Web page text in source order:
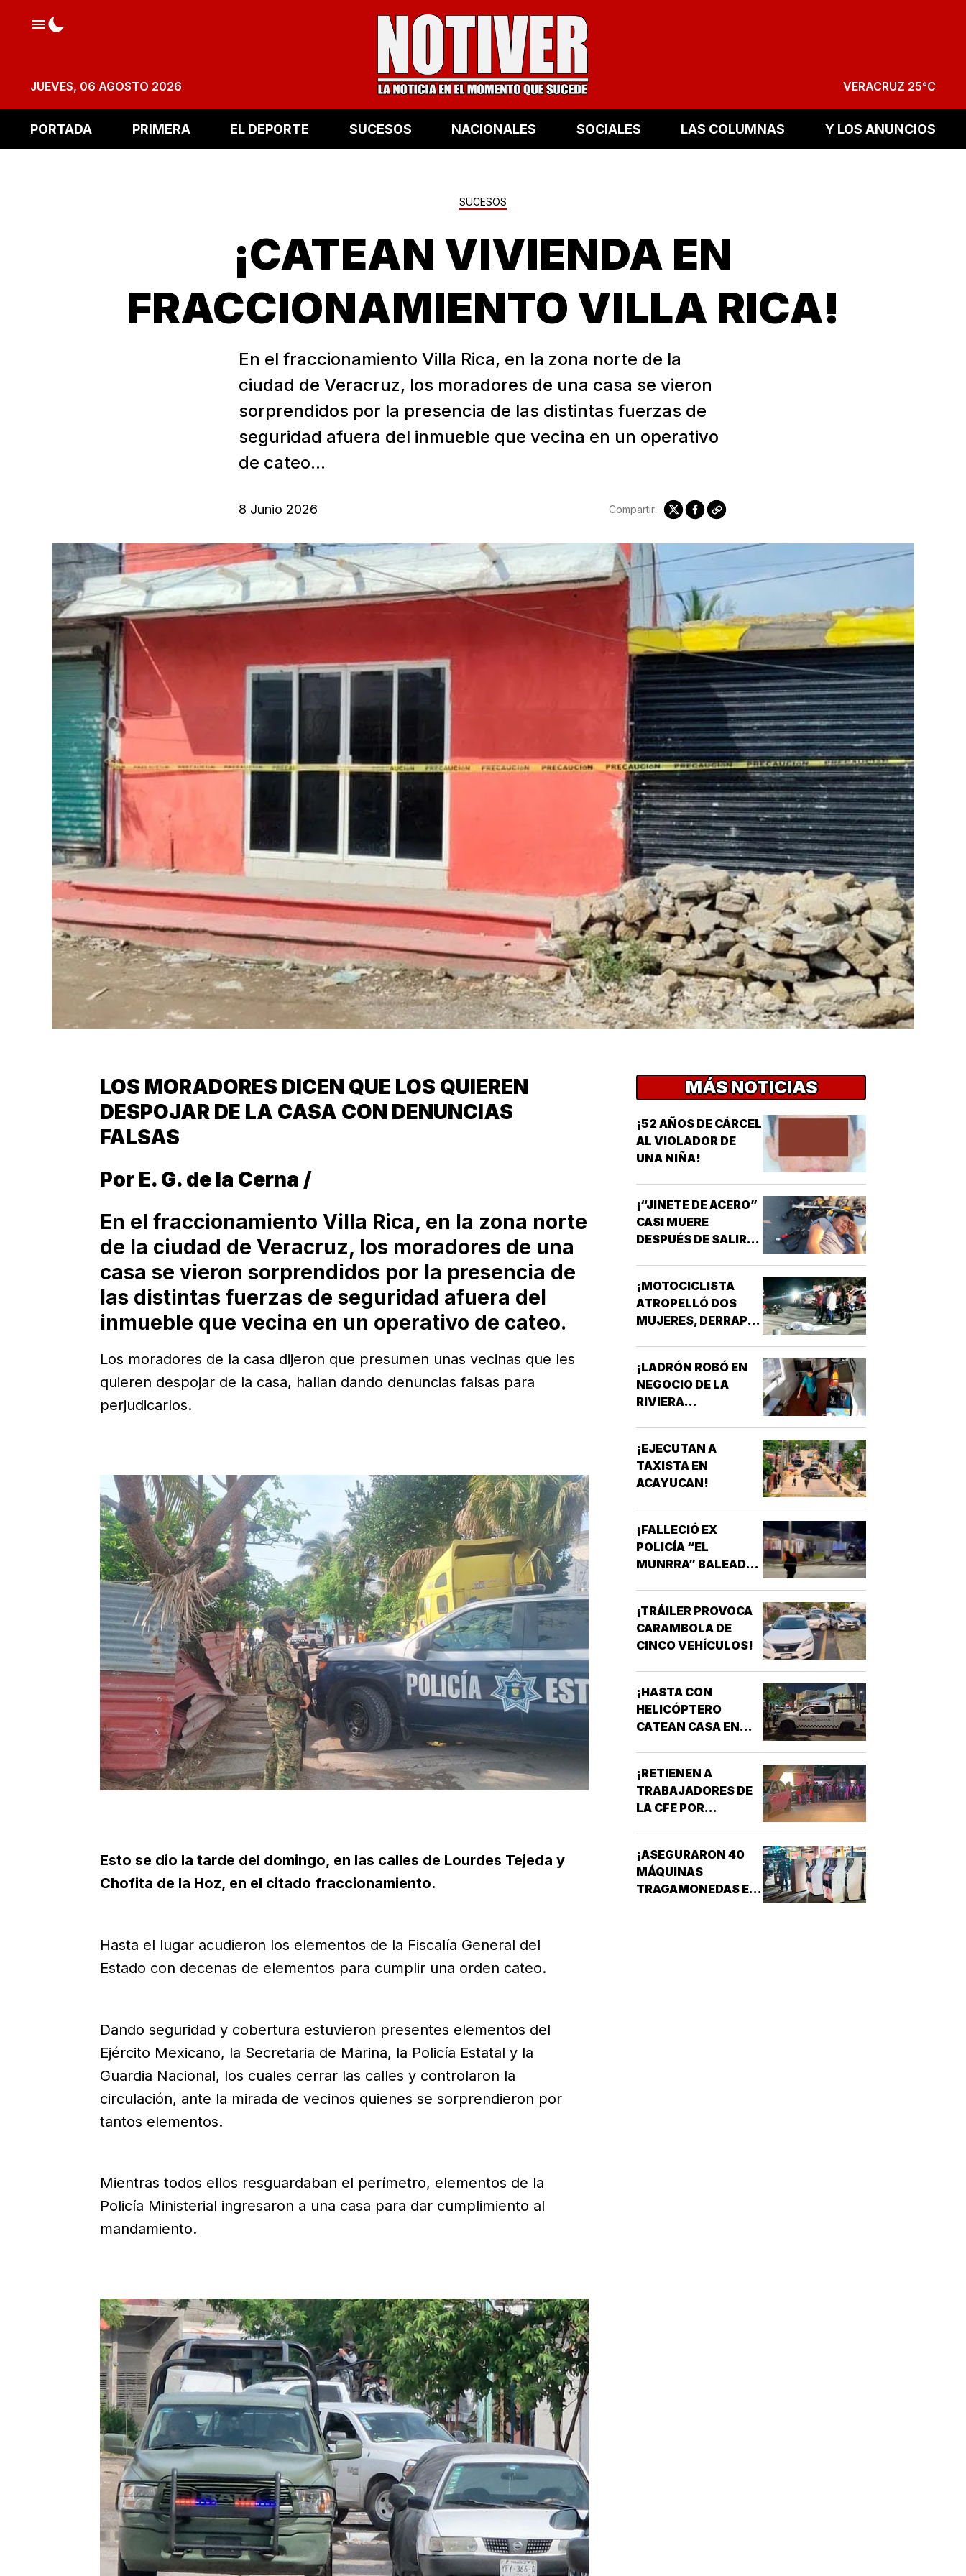
JUEVES, 06 AGOSTO 2026 VERACRUZ 25°C
PORTADA PRIMERA EL DEPORTE SUCESOS NACIONALES SOCIALES LAS COLUMNAS Y LOS ANUNCIOS
SUCESOS
¡CATEAN VIVIENDA EN
FRACCIONAMIENTO VILLA RICA!
En el fraccionamiento Villa Rica, en la zona norte de la
ciudad de Veracruz, los moradores de una casa se vieron
sorprendidos por la presencia de las distintas fuerzas de
seguridad afuera del inmueble que vecina en un operativo
de cateo...
8 Junio 2026 Compartir:
LOS MORADORES DICEN QUE LOS QUIEREN
DESPOJAR DE LA CASA CON DENUNCIAS
FALSAS
Por E. G. de la Cerna /
En el fraccionamiento Villa Rica, en la zona norte
de la ciudad de Veracruz, los moradores de una
casa se vieron sorprendidos por la presencia de
las distintas fuerzas de seguridad afuera del
inmueble que vecina en un operativo de cateo.
Los moradores de la casa dijeron que presumen unas vecinas que les
quieren despojar de la casa, hallan dando denuncias falsas para
perjudicarlos.
Esto se dio la tarde del domingo, en las calles de Lourdes Tejeda y
Chofita de la Hoz, en el citado fraccionamiento.
Hasta el lugar acudieron los elementos de la Fiscalía General del
Estado con decenas de elementos para cumplir una orden cateo.
Dando seguridad y cobertura estuvieron presentes elementos del
Ejército Mexicano, la Secretaria de Marina, la Policía Estatal y la
Guardia Nacional, los cuales cerrar las calles y controlaron la
circulación, ante la mirada de vecinos quienes se sorprendieron por
tantos elementos.
Mientras todos ellos resguardaban el perímetro, elementos de la
Policía Ministerial ingresaron a una casa para dar cumplimiento al
mandamiento.
MÁS NOTICIAS
¡52 AÑOS DE CÁRCEL
AL VIOLADOR DE
UNA NIÑA!
¡“JINETE DE ACERO”
CASI MUERE
DESPUÉS DE SALIR
¡MOTOCICLISTA
ATROPELLÓ DOS
MUJERES, DERRAPÓ
¡LADRÓN ROBÓ EN
NEGOCIO DE LA
RIVIERA
¡EJECUTAN A
TAXISTA EN
ACAYUCAN!
¡FALLECIÓ EX
POLICÍA “EL
MUNRRA” BALEADO
¡TRÁILER PROVOCA
CARAMBOLA DE
CINCO VEHÍCULOS!
¡HASTA CON
HELICÓPTERO
CATEAN CASA EN
¡RETIENEN A
TRABAJADORES DE
LA CFE POR
CONFUNDIRLOS CON
¡ASEGURARON 40
MÁQUINAS
TRAGAMONEDAS EN